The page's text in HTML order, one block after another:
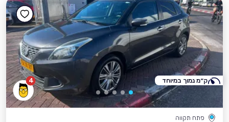
4
פתח תקווה
ק״מ נמוך במיוחד